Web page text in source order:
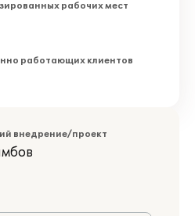
рабочих мест
работающих клиентов
внедрение/проект